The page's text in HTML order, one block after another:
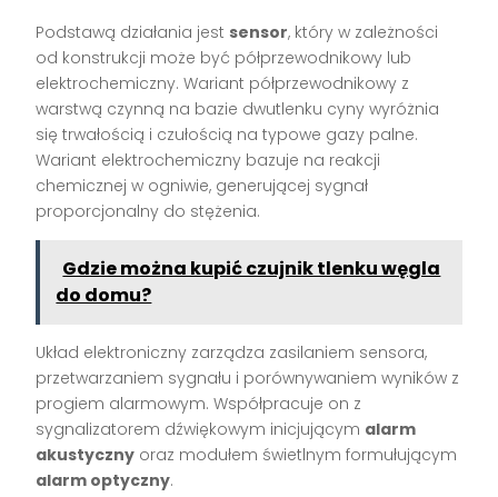
Podstawą działania jest sensor, który w zależności
od konstrukcji może być półprzewodnikowy lub
elektrochemiczny. Wariant półprzewodnikowy z
warstwą czynną na bazie dwutlenku cyny wyróżnia
się trwałością i czułością na typowe gazy palne.
Wariant elektrochemiczny bazuje na reakcji
chemicznej w ogniwie, generującej sygnał
proporcjonalny do stężenia.
Gdzie można kupić czujnik tlenku węgla
do domu?
Układ elektroniczny zarządza zasilaniem sensora,
przetwarzaniem sygnału i porównywaniem wyników z
progiem alarmowym. Współpracuje on z
sygnalizatorem dźwiękowym inicjującym alarm
akustyczny oraz modułem świetlnym formułującym
alarm optyczny.